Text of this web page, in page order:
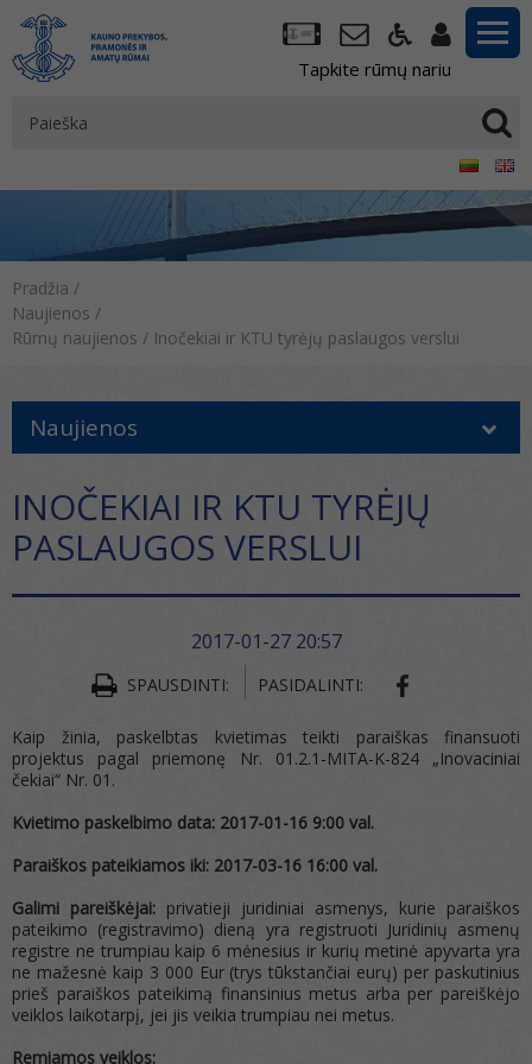
Tapkite rūmų nariu
Pradžia /
Naujienos /
Rūmų naujienos / Inočekiai ir KTU tyrėjų paslaugos verslui
Naujienos
INOČEKIAI IR KTU TYRĖJŲ
PASLAUGOS VERSLUI
2017-01-27 20:57
SPAUSDINTI: PASIDALINTI:
Kaip žinia, paskelbtas kvietimas teikti paraiškas finansuoti
projektus pagal priemonę Nr. 01.2.1-MITA-K-824 „Inovaciniai
čekiai“ Nr. 01.
Kvietimo paskelbimo data: 2017-01-16 9:00 val.
Paraiškos pateikiamos iki: 2017-03-16 16:00 val.
Galimi pareiškėjai: privatieji juridiniai asmenys, kurie paraiškos
pateikimo (registravimo) dieną yra registruoti Juridinių asmenų
registre ne trumpiau kaip 6 mėnesius ir kurių metinė apyvarta yra
ne mažesnė kaip 3 000 Eur (trys tūkstančiai eurų) per paskutinius
prieš paraiškos pateikimą finansinius metus arba per pareiškėjo
veiklos laikotarpį, jei jis veikia trumpiau nei metus.
Remiamos veiklos: